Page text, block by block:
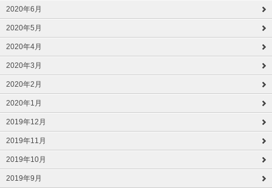
2020年6月
2020年5月
2020年4月
2020年3月
2020年2月
2020年1月
2019年12月
2019年11月
2019年10月
2019年9月